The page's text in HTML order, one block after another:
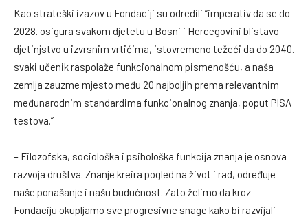
Kao strateški izazov u Fondaciji su odredili “imperativ da se do
2028. osigura svakom djetetu u Bosni i Hercegovini blistavo
djetinjstvo u izvrsnim vrtićima, istovremeno težeći da do 2040.
svaki učenik raspolaže funkcionalnom pismenošću, a naša
zemlja zauzme mjesto među 20 najboljih prema relevantnim
međunarodnim standardima funkcionalnog znanja, poput PISA
testova.”
– Filozofska, sociološka i psihološka funkcija znanja je osnova
razvoja društva. Znanje kreira pogled na život i rad, određuje
naše ponašanje i našu budućnost. Zato želimo da kroz
Fondaciju okupljamo sve progresivne snage kako bi razvijali